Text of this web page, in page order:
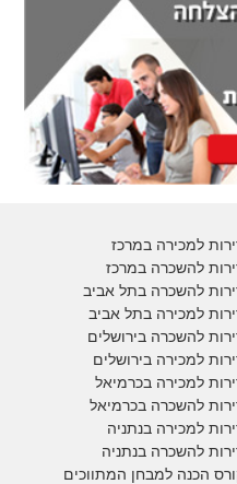
למכירה במרכז
להשכרה במרכז
להשכרה בתל אביב
למכירה בתל אביב
להשכרה בירושלים
למכירה בירושלים
למכירה בכרמיאל
להשכרה בכרמיאל
למכירה בנתניה
להשכרה בנתניה
הכנה למבחן המתווכים